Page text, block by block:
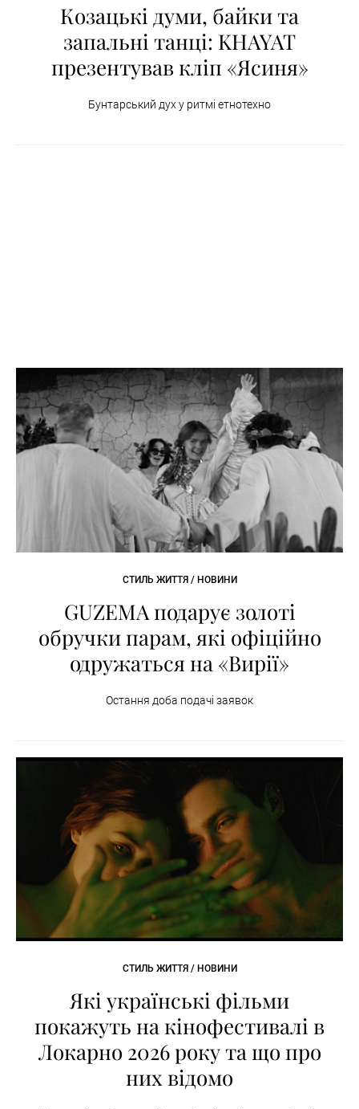
Козацькі думи, байки та
запальні танці: KHAYAT
презентував кліп «Ясиня»
Бунтарський дух у ритмі етнотехно
СТИЛЬ ЖИТТЯ / НОВИНИ
GUZEMA подарує золоті
обручки парам, які офіційно
одружаться на «Вирії»
Остання доба подачі заявок
СТИЛЬ ЖИТТЯ / НОВИНИ
Які українські фільми
покажуть на кінофестивалі в
Локарно 2026 року та що про
них відомо